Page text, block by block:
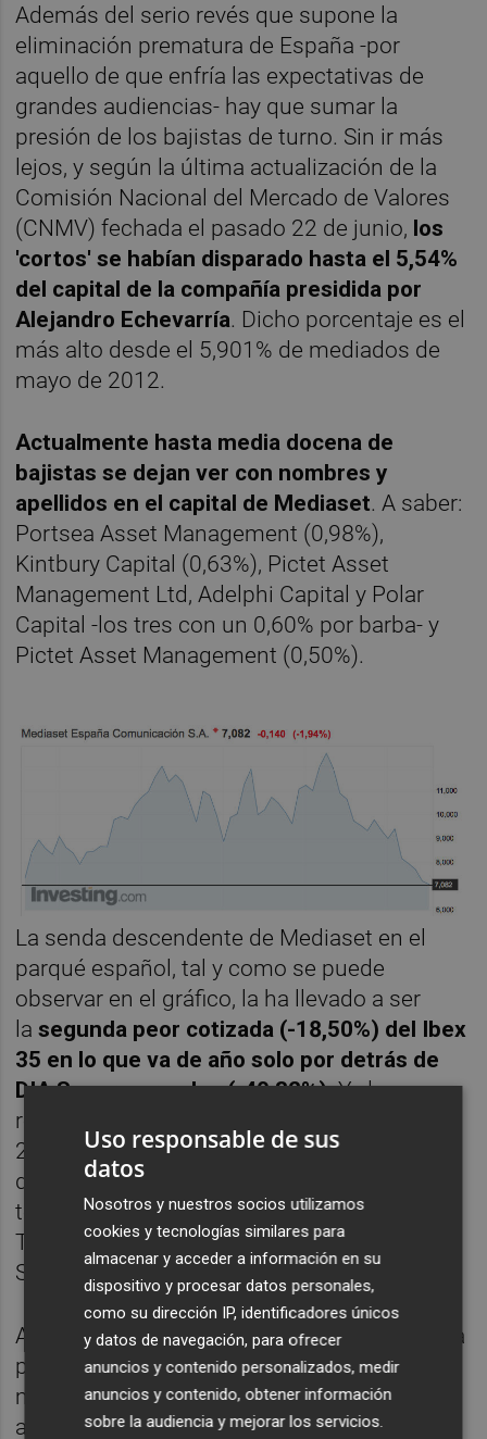
Además del serio revés que supone la
eliminación prematura de España -por
aquello de que enfría las expectativas de
grandes audiencias- hay que sumar la
presión de los bajistas de turno. Sin ir más
lejos, y según la última actualización de la
Comisión Nacional del Mercado de Valores
(CNMV) fechada el pasado 22 de junio, los
'cortos' se habían disparado hasta el 5,54%
del capital de la compañía presidida por
Alejandro Echevarría. Dicho porcentaje es el
más alto desde el 5,901% de mediados de
mayo de 2012.
Actualmente hasta media docena de
bajistas se dejan ver con nombres y
apellidos en el capital de Mediaset. A saber:
Portsea Asset Management (0,98%),
Kintbury Capital (0,63%), Pictet Asset
Management Ltd, Adelphi Capital y Polar
Capital -los tres con un 0,60% por barba- y
Pictet Asset Management (0,50%).
La senda descendente de Mediaset en el
parqué español, tal y como se puede
observar en el gráfico, la ha llevado a ser
la segunda peor cotizada (-18,50%) del Ibex
35 en lo que va de año solo por detrás de
DIA Supermercados (-40,32%). Y, de paso, a
reducir su capitalización bursátil hasta los
2.318 millones de euros -tomando el cierre
de ayer- en lo que es el cuarto más bajo de
todo el índice selectivo por detrás de
Técnicas Reunidas (1.547 millones), DIA
Supermercados (1.598) e Indra (1.811).
A la eliminación de España en el Mundial y la
presión bajista hay que sumar dos aspectos
más como son la ralentización publicitaria -
algo que viene acusando el sector en los
Uso responsable de sus
datos
Nosotros y nuestros socios utilizamos
cookies y tecnologías similares para
almacenar y acceder a información en su
dispositivo y procesar datos personales,
como su dirección IP, identificadores únicos
y datos de navegación, para ofrecer
anuncios y contenido personalizados, medir
anuncios y contenido, obtener información
sobre la audiencia y mejorar los servicios.